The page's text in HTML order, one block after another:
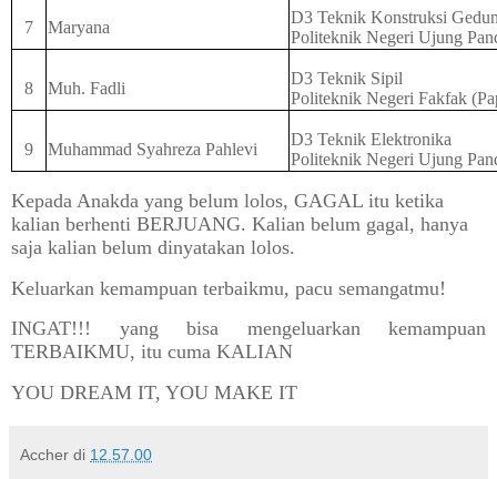
7 Maryana
D3 Teknik Konstruksi
Politeknik Negeri Ujung
8 Muh. Fadli
D3 Teknik Sipil
Politeknik Negeri Fakfak
9 Muhammad Syahreza Pahlevi
D3 Teknik Elektronika
Politeknik Negeri Ujung
Kepada Anakda yang belum lolos, GAGAL itu ketika
kalian berhenti BERJUANG. Kalian belum gagal, hanya
saja kalian belum dinyatakan lolos.
Keluarkan kemampuan terbaikmu, pacu semangatmu!
INGAT!!! yang bisa mengeluarkan kemampuan
TERBAIKMU, itu cuma KALIAN
YOU DREAM IT, YOU MAKE IT
Accher di 12.57.00